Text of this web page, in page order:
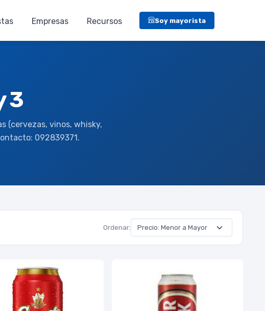
Empresas Recursos Soy mayorista
3
(cervezas, vinos, whisky,
092839371.
Ordenar: